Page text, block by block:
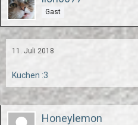
Gast
11. Juli 2018
Kuchen :3
Honeylemon